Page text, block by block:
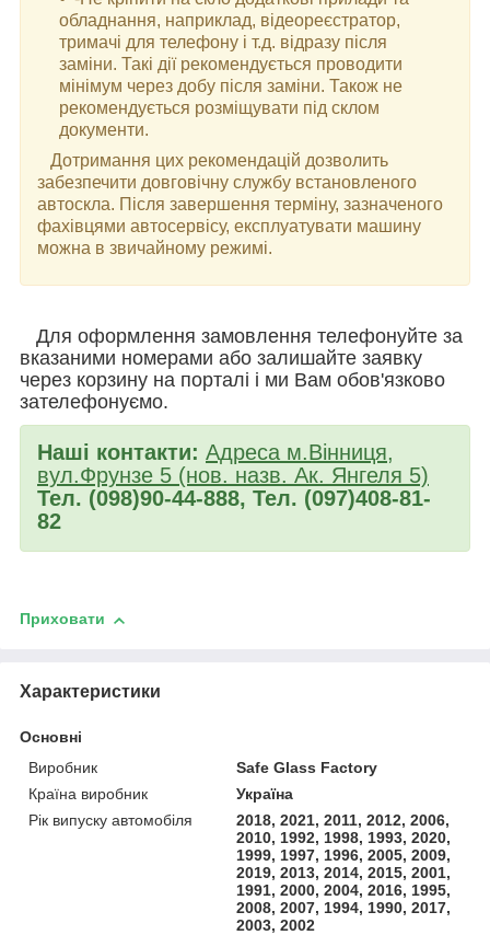
обладнання, наприклад, відеореєстратор,
тримачі для телефону і т.д. відразу після
заміни. Такі дії рекомендується проводити
мінімум через добу після заміни. Також не
рекомендується розміщувати під склом
документи.
Дотримання цих рекомендацій дозволить
забезпечити довговічну службу встановленого
автоскла. Після завершення терміну, зазначеного
фахівцями автосервісу, експлуатувати машину
можна в звичайному режимі.
Для оформлення замовлення телефонуйте за
вказаними номерами або залишайте заявку
через корзину на порталі і ми Вам обов'язково
зателефонуємо.
Наші контакти: Адреса м.Вінниця,
вул.Фрунзе 5 (нов. назв. Ак. Янгеля 5)
Тел. (098)90-44-888, Тел. (097)408-81-
82
Приховати
Характеристики
Основні
Виробник
Safe Glass Factory
Країна виробник
Україна
Рік випуску автомобіля
2018, 2021, 2011, 2012, 2006,
2010, 1992, 1998, 1993, 2020,
1999, 1997, 1996, 2005, 2009,
2019, 2013, 2014, 2015, 2001,
1991, 2000, 2004, 2016, 1995,
2008, 2007, 1994, 1990, 2017,
2003, 2002